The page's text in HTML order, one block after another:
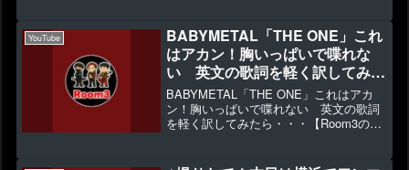
オンユ 'キラキラ' MV★メインチャンネ...
YouTube
BABYMETAL「THE ONE」これ
はアカン！胸いっぱいで喋れな
い 英文の歌詞を軽く訳してみた
ら・・・【Room3の見れるラジ
オ】 （ギミチョ
コ メギツネ ヘドバンギャー）
BABYMETAL「THE ONE」これはアカ
ン！胸いっぱいで喋れない 英文の歌詞
を軽く訳してみたら・・・【Room3の見